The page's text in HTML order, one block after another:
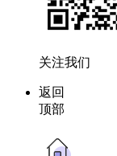
关注我们
返回
顶部